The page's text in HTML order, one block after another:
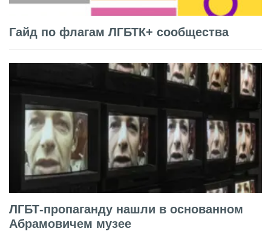
Гайд по флагам ЛГБТК+ сообщества
ЛГБТ-пропаганду нашли в основанном
Абрамовичем музее